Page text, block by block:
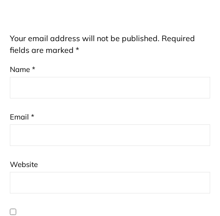
Your email address will not be published. Required
fields are marked *
Name *
Email *
Website